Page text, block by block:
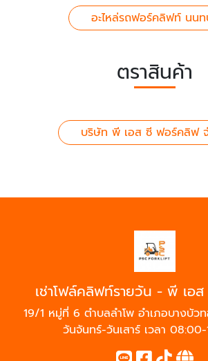
อะไหล่รถฟอร์คลิฟท์ นน
ตราสินค้า
บริษัท พี เอส ซี ฟอร์คลิฟ
เช่าโฟล์คลิฟท์รายวัน - พี เอ
19/1 หมู่ที่ 6 ตำบลลำโพ อำเภอบางบัว
วันจันทร์-วันเสาร์ เวลา